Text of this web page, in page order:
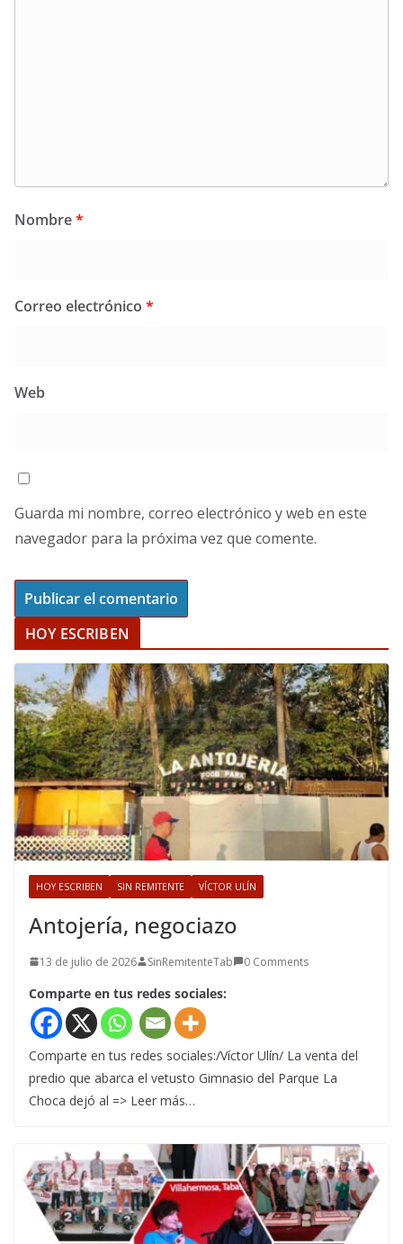
Nombre*
Correo electrónico *
Web
Guarda mi nombre, correo electrónico y web en este
navegador para la próxima vez que comente.
HOY ESCRIBEN
HOY ESCRIBEN SIN REMITENTE VÍCTOR ULÍN
Antojería, negociazo
13 de julio de 2026 SinRemitenteTab 0 Comments
Comparte en tus redes sociales:
Comparte en tus redes sociales:/Víctor Ulín/ La venta del
predio que abarca el vetusto Gimnasio del Parque La
Choca dejó al => Leer más…